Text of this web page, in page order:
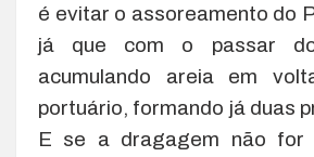
é evitar o assoreamento do
já que com o passar
acumulando areia em
portuário, formando já duas
E se a dragagem não for